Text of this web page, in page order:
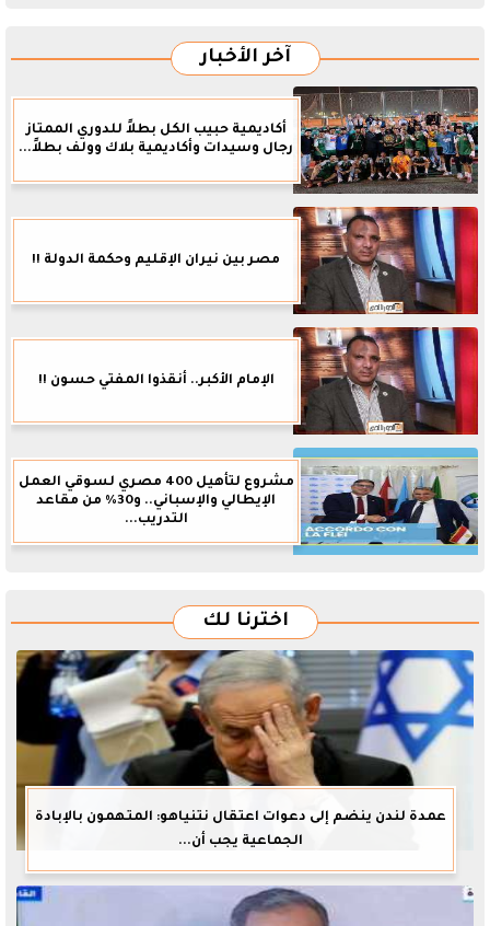
آخر الأخبار
أكاديمية حبيب الكل بطلاً للدوري الممتاز
رجال وسيدات وأكاديمية بلاك وولف بطلاً...
مصر بين نيران الإقليم وحكمة الدولة !!
الإمام الأكبر.. أنقذوا المفتي حسون !!
مشروع لتأهيل 400 مصري لسوقي العمل
الإيطالي والإسباني.. و30% من مقاعد
التدريب...
اخترنا لك
عمدة لندن ينضم إلى دعوات اعتقال نتنياهو: المتهمون بالإبادة
الجماعية يجب أن...